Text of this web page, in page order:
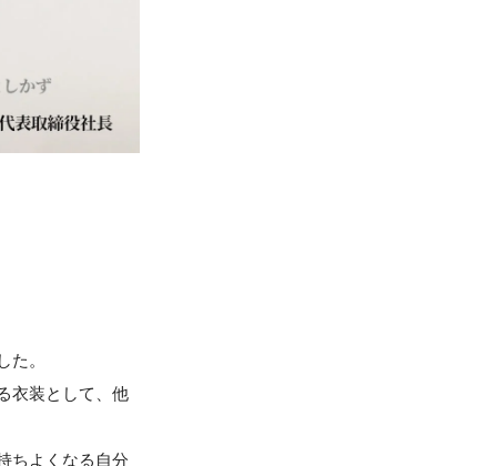
。
衣装として、他
ちよくなる自分